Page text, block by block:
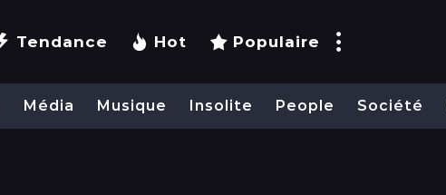
Tendance Hot Populaire
Média Musique Insolite People Société